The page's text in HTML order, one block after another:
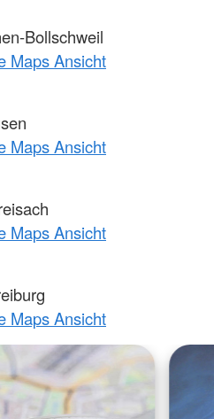
Bollschweil
Maps Ansicht
Maps Ansicht
Maps Ansicht
Maps Ansicht